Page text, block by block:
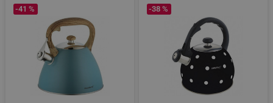
-41 % -38 %